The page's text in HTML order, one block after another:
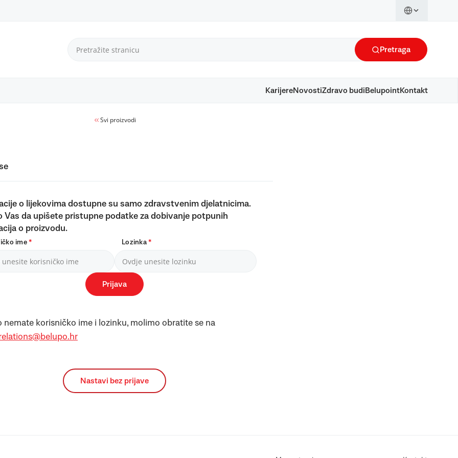
Pretraga
KarijereNovostiZdravo budi BelupointKontakt
Svi proizvodi
o lijekovima dostupne su samo zdravstvenim djelatnicima.
Vas da upišete pristupne podatke za dobivanje potpunih
o proizvodu.
ime* Lozinka*
Prijava
nemate korisničko ime i lozinku, molimo obratite se na
Nastavi bez prijave